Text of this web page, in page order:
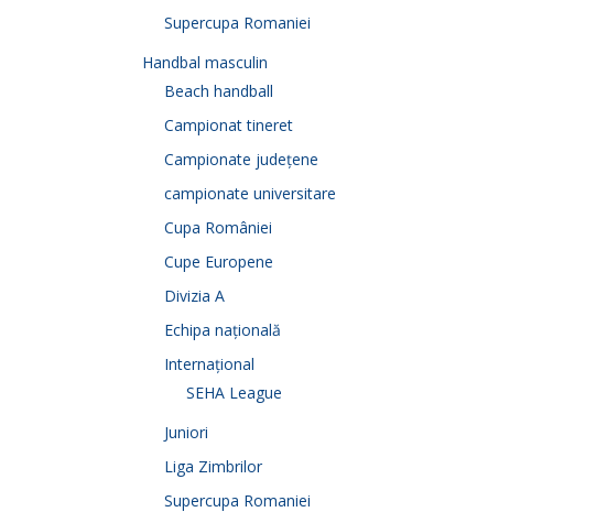
Supercupa Romaniei
Handbal masculin
Beach handball
Campionat tineret
Campionate județene
campionate universitare
Cupa României
Cupe Europene
Divizia A
Echipa națională
Internațional
SEHA League
Juniori
Liga Zimbrilor
Supercupa Romaniei